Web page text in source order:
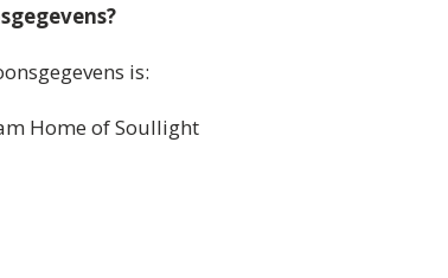
is:
Home of Soullight